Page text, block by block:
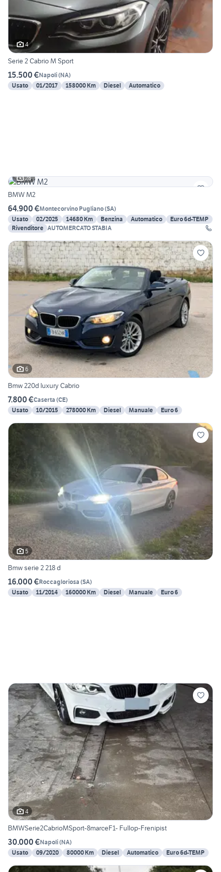
4
Serie 2 Cabrio M Sport
15.500 €Napoli(NA)
Usato
01/2017 158000 Km Diesel Automatico
28
BMW M2
64.900 €Montecorvino Pugliano(SA)
Usato
02/2025 14680 Km Benzina Automatico
Euro 6d-TEMP
Rivenditore AUTOMERCATO STABIA
6
Bmw 220d luxury Cabrio
7.800 €Caserta (CE)
Usato
10/2015 278000 Km Diesel Manuale Euro 6
5
Bmw serie 2 218 d
16.000 €Roccagloriosa (SA)
Usato
11/2014 160000 Km Diesel Manuale Euro 6
4
BMWSerie2CabrioMSport-8marceF1- Fullop-Frenipist
30.000 €Napoli(NA)
Usato
09/2020 80000 Km Diesel Automatico Euro 6d-TEMP